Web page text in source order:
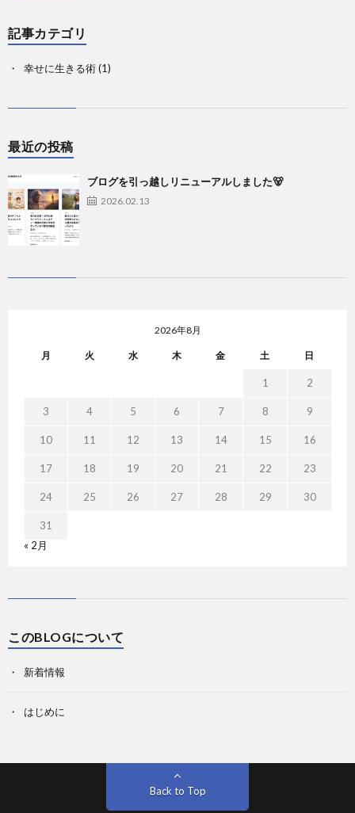
記事カテゴリ
幸せに生きる術(1)
最近の投稿
ブログを引っ越しリニューアルしました🐻
2026.02.13
2026年8月
月 火 水 木 金 土 日
1 2
3 4 5 6 7 8 9
10 11 12 13 14 15 16
17 18 19 20 21 22 23
24 25 26 27 28 29 30
31
« 2月
このBLOGについて
新着情報
はじめに
Back to Top